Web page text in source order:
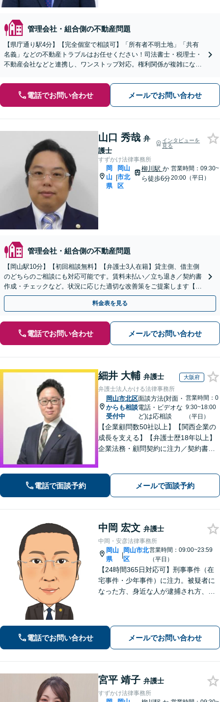
管理会社・組合側の不動産問題
【県庁通り駅4分】【完全個室で相談可】「所有者不明土地」「共有
名義」などの不動産トラブルはお任せください！司法書士・税理士・
不動産会社などと連携し、ワンストップ対応。権利関係が複雑になる
電話でお問い合わせ メールでお問い合わせ
山口 秀哉 弁
護士
インタビューを
見る
すずかけ法律事務所
岡
山
県
|
岡山
市北
区
柳川駅 か
ら徒歩6分
営業時間：09:30~
20:00（平日）
管理会社・組合側の不動産問題
【岡山駅10分】【初回相談無料】【弁護士3人在籍】貸主側、借主側
のどちらのご相談にも対応可能です。賃料未払い／立ち退き／契約書
作成・チェックなど。状況に応じた適切な改善策をご提案します【土
日祝／夜間対応可】
料金表を見る
電話でお問い合わせ メールでお問い合わせ
細井 大輔 弁護士 大阪府
弁護士法人かける法律事務所
岡山市北区
からも相談
受付中
面談方法(対面・
電話・ビデオな
ど)は応相談
営業時間：0
9:30~18:00
（平日）
【企業顧問数50社以上】【関西企業の
成長を支える】【弁護士歴18年以上】
企業法務・顧問契約に注力／契約書・
ポート【企業側の労働トラブル解決に
注力】【淀屋橋駅・北浜駅すぐ】
電話で面談予約 メールで面談予約
中岡 宏文 弁護士
中岡・安彦法律事務所
岡山
県
|
岡山市北
区
営業時間：09:00~23:59
（平日）
【24時間365日対応可】刑事事件（在
宅事件・少年事件）に注力。被疑者に
なった方、身近な人が逮捕され方、す
電話でお問い合わせ メールでお問い合わせ
宮平 靖子 弁護士
すずかけ法律事務所